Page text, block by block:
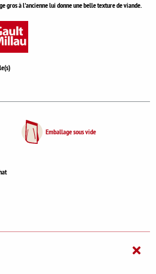
gros à l'ancienne lui donne une belle texture de viande.
Emballage sous vide